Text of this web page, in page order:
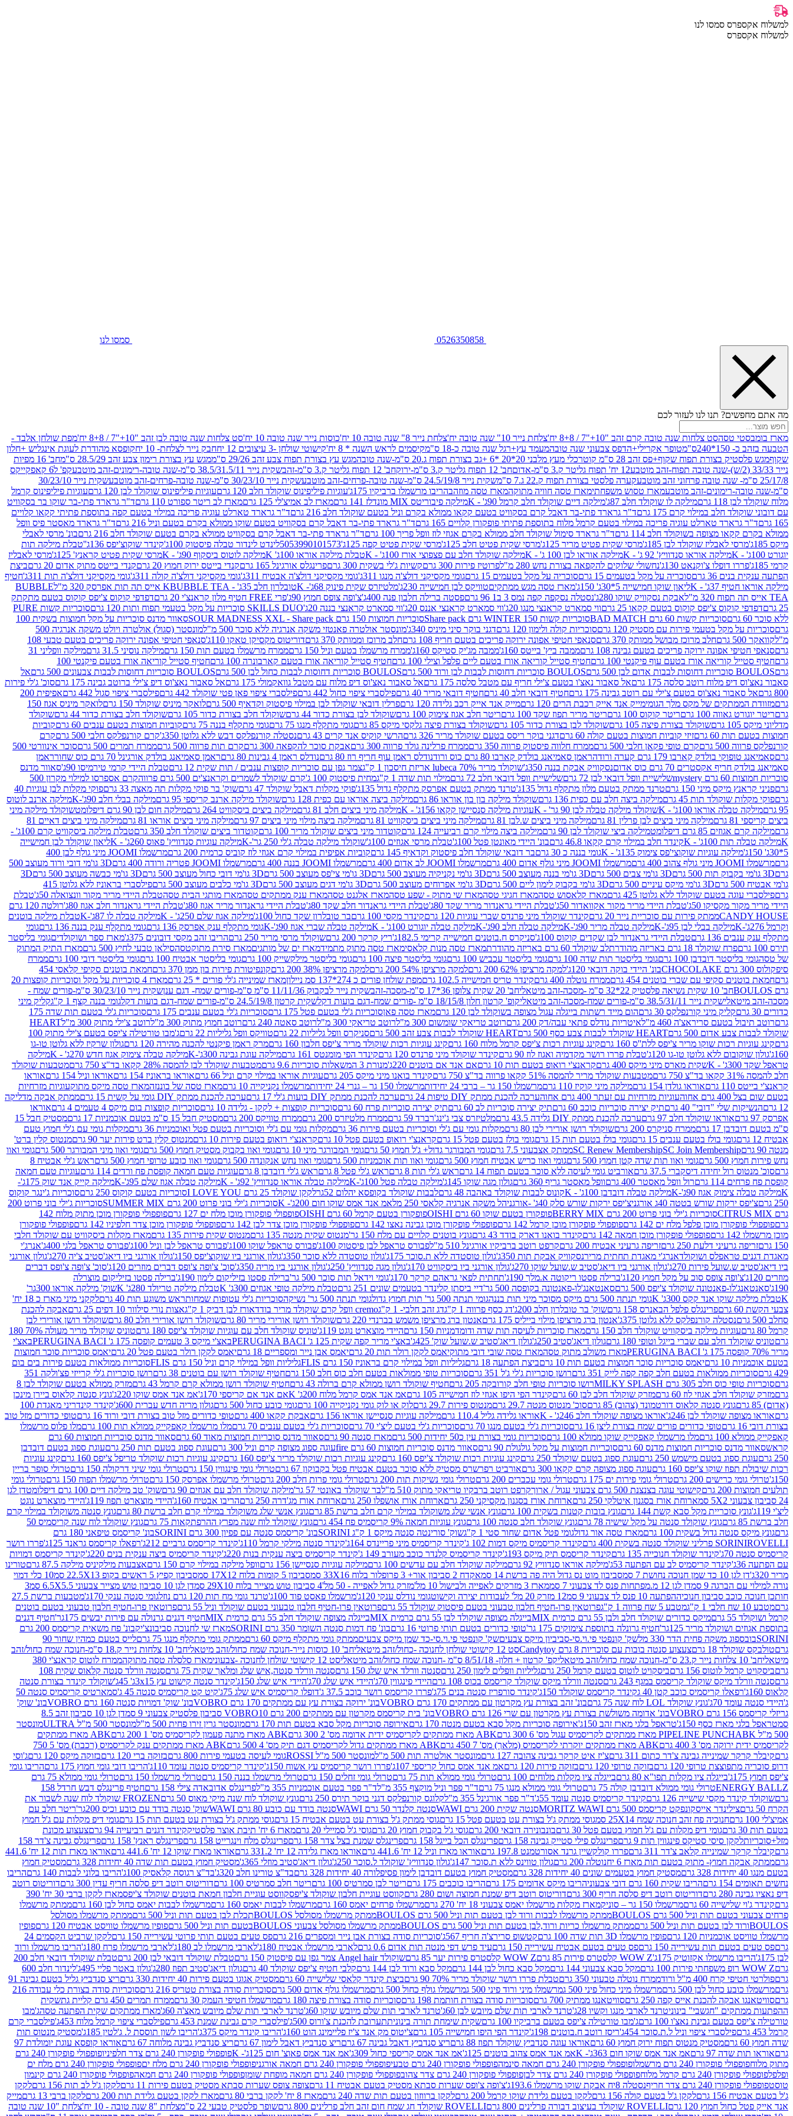
למשלוח אקספרס סמסו לנו
למשלוח אקספרס
0526350858 סמסו לנו
מה אתם מחפשים? תנו לנו לעזור לכם
מארז בומבסטי טסהסט צלחות שנה טובה קרם זהב "10+"7 / 8+8 יח' צלחת נייר 10" שנה טובה יח' צלחת נייר 8" שנה טובה 10 יח' כוסות נייר שנה טובה 10 יח' סט צלחות שנה טובה לבן זהב "10+"7 / 8+8 יח'
מפת שולחן אלבד -
הטבעה בזהב כ- 150*240ס"מ
טופר אקרילי+הדפס צבעוני שנה טובהמעמד עץ+רגל שנה טובה כ-18 ס"מ קיסמים לראש השנה * 8 יח' קישוטי שולחן -3 עיצובים 12 יח חבק נייר לצלחת- 10 יח
קופסא מהודרת לעוגת אינגליש +חלון
שקוףמגש פלסטיק בצורת תפוח שקוף+פס זהב 28 ס"מ קוטר כלי מעץ מלבני 20*20 *6 +גב בצורת תפוח ג.20 ס"מ-שנה טובה מגש עץ בצורת תפוח צבע זהב 29/26 ס"מ מגש עץ בצורת רימון צבע זהב 28.5/29 ס"מ
חב' 16 מפיות
נייר 33/33 (2/ש)-שנה טובה תפוח-זהב מוטבע
12 יח' תפוח גליטר ק.3 ס"מ-אדום חב' 12 תפוח גליטר ק.3 ס"מ-ירוק חב' 12 תפוח גליטר ק.3 ס"מ-זהב שקית נייר 38.5/31.5/11 ס"מ-שנה טובה-רימונים-זהב מוטבע
קפ' ל6 קאפקייקס
25/17/8 ס"מ- שנה טובה פרחוני זהב מוטבע
קערה פלסטי בצורת תפוח ק.22 ג.7 ס"מ שקית נייר 24.5/19/8 ס"מ-שנה טובה-פרחים-זהב מוטבע שקית נייר 30/23/10 ס"מ-שנה טובה-פרחים-זהב מוטבע
שקית נייר 30/23/10
ס"מ-שנה טובה-רימונים-זהב מוטבעמארז טסוש משפחתימארז טסה חוויה מתוקהמארז טסה מוזהבהריבו מרשמלו ברביקיו 175ג' עוגיות פיליפינוס שוקולד חלב 120 גרם עוגיות פיליפינוס שוקולד לבן 120 גרם
עוגיות פיליפינוס קרמל
מלוח שוקולד לבן 118 גרם
מילקה לו שוקולד חלב 87ג' מילקה דיים שוקולד חלב קרמל 90ג' - K מילקה פיבוריטס MIX מונדלז 141 גרם מארז לב אמיצ'לי 125 גרם מארז לב ריטר ספורט 110 גרם
ד"ר גרארד פתי-בר שוקו בר בסקוויט
עם דובוני שוקולד חלב במילוי קרם 175 גרם
ד"ר גרארד פתי-בר דאבל קרם בסקוויט בטעם קקאו ממולא בקרם וניל בטעם שוקולד חלב 216 גרם
ד"ר גרארד טארלט עוגיה פריכה במילוי בטעם קפה בתוספת פתיתי קקאו קלויים
165 גרם
ד"ר גרארד טארלט עוגיה פריכה במילוי בטעם קרמל מלוח בתוספת פתיתי פופקורן קלויים 165 גרם ד"ר גרארד פתי-בר דאבל קרם בסקוויט בטעם שוקו ממולא בקרם בטעם וניל 216 גרם
ד"ר גרארד מאסטר פיס וופל
ממולא בקרם קקאו מצופה בשוקולד חלב 114 גרם
ד"ר גרארד סימול שוקולד חלב ממולא בקרם אגוזי לוז וופל פריך 100 גרם ד"ר גרארד פתי-בר דאבל קרם בסקוויט ממולא בקרם בטעם שוקולד חלב 216 גרם
בונ' מרסי לאבלי
מיקס 185ג'
מרסי לאבליז שוקולד לבן 185ג' מרסי שקית פטיט מריר 125ג' מרסי שקית פטיט חלב 125ג' מרסי שקית פטיט קפה 125ג' 5053990101573לינדט לינדור טבלה פיסטוק 100ג' קינדר שוקוצ'יפס 136ג'
'טבלת מילקה תות
יוגורט 100ג' - K
מילקה אוראו סנדוויץ' 92 ג' - K מילקה אוראו לבן 100 ג' - K מילקה שוקולד חלב עם פצפוצי אורז 100ג' - K טבלת מילקה אוראו 100ג' K מילקה לוטוס ביסקוף 90ג' - K מרסי שקית פטיט קראנץ' 125ג'
מרסי לאבליז
קרמי 185ג'
פררו דופלו צ'וקנאט 130ג' נחשולי שלוקים להקפאה בצורת נחש 280 מ"ל פרוטיז פירות 300 גרם קשיות ג'לי בשקית 300 גרם פרינגלס אורגינל 165 גרם קנדי בייטס ירוק חמוץ 20 גרם קנדי בייטס מתוק אדום 20 גרם
ביצת
הפתעה ענקית בנים 36 גרם
סוכריה על מקל בטעמים 15 גרם סוכריה על מקל בטעמים 15 גרם גומי מקסיקני דולצ'ה מנגו 311ג' גומי מקסיקני דולצ'ה אבטיח 311ג' גומי מקסיקני דולצ'ה קולה 311ג' גומי מקסיקני דולצ'ה תות 311ג'
חטיף
מילקה אוראו חטיף 37ג' - K
ליאון שוקו חמישייה 5*30ג' 150ג' מארז טסה מגש ממתקיםטוויקס לבן חמישייה 230ג' מלטיזרס שקית פינוק 68ג'- K טובלרון חלב 35ג' - K BUBBLE TEA אייס תה תות אפרסק 320 מ"ל
BUBBLE
TEA אייס תה תפוח 320 מ"ל
אבקת נסקוויק שוקו 280ג' נסטלה נסקפה קפה נמס 3 ב1 96 גרם פסטה ברילה חלבון פנה 400ג' צ'ופה צופס חמוץ 90ג' פרי FREE חטיף מלון קראנצ'י 20 גרם
דפדפי קוקוס צ'יפס קוקוס בטעם מתקתק
25 גרם
דפדפי קוקוס צ'יפס קוקוס בטעם קקאו 25 גרם ווי סמארט קראנצי מנגו 20ג' ווי סמארט קראנצי אננס 20ג' ווי סמארט קראנצי בננה 20ג' SKILLS DUO סוכריות על מקל בטעמי תפוח ותות 120 גרם
סוכריות קשות PURE
ללא סוכר 60 גרם
סוכריות קשות 60 גרם BAD MATCH סוכריות קשות WINTER 150 גרם Share pack סוכריות חמוצות 150 גרם SOUR MADNESS XXL - Share pack
סאוור מדנס סוכריות על מקל חמוצות בשקית 100
גרםסוכריות על מקל בטעמי פירות עם מסטיק 120 גרם סוכריות קולה ולימון 120 גרם דגני בוקר סיני מיניס 340ג' מונסטר אולטרה פאנטזי משקה אנרגיה ללא סוכר 500 מ"ל
מונסטר (סגול) אולטרה ויולט משקה אנרגיה 500
מ"לקוואקר 500 גרם חלב מרוכז מבושל ממותק 370 גרם סנאפי חטיפי אפונה ירוקה פריכים בטעם חריף 108 גרם חלב מרוכז וממותק 370 גרם דוריטוס מקסיקן טאקו 110ג'
סנאפי חטיפי אפונה ירוקה פריכים בטעם טבעי 108
גרםסנאפי חטיפי אפונה ירוקה פריכים בטעם גבינה 108 גרם ממבה ביץ' בייטס 160ג' ממבה מג'יק סטיקס 160ג' ממרח מרשמלו בטעם וניל 150 גרם ממרח מרשמלו בטעם תות 150 גרם מילקה נוסיני 31.5 גרם
מילקה וופליני 31
גרםחטיף סטייל קוריאה אורז בטעם עוף פיקנטי 100 גרם חטיף סטייל קוריאה אורז בטעם ליים פלפל וצילי 100 גרם חטיף סטייל קוריאה אורז בטעם קארבונרה 100 גרם
חטיף סטייל קוריאה אורז בטעם פיקנטי 100
גרםBOULOS סוכריות דחוסות לבבות אדום לבן 500 גרם BOULOS סוכריות דחוסות לבבות לבן ורוד 500 גרם BOULOS סוכריות דחוסות לבבות כחול לבן 500 גרם BOULOS סוכריות דחוסות לבבות צבעונים 500 גרם
אל
סאבור נאצ'וס דיפ מלוח רוטב סלסה 175 גרם
אל סאבור נאצ'ו בטעם צ'ילי חריף עם מטבל סלסה 175 גרם אל סאבור נאצ'וס דיפ מלוח עם מטבל גוואקמולי 175 גרם אל סאבור נאצ'וס דיפ צ'ילי ברוטב גבינה 175 גרם
סוכ' ג'לי פירות
800 גרם
אל סאבור נאצ'וס בטעם צ'ילי עם רוטב גבינה 175 גרם חטיף דובאי חלב 40 גרם חטיף דובאי מריר 40 גרם פילסברי ציפוי כחול 442 גרם פילסברי ציפוי פאן פטי שוקולד 442 גרם פילסברי ציפוי סגול 442 גרם
אפיפית 200
גרםמזוודת הממתקים של מקס מלך הגומימייק אנד אייק רכבת הרים 120 גרם מייק אנד אייק רכב גלידה 120 גרם פרלין דובאי שוקולד לבן במילוי פיסטוק וקדאיף 500 גרם לואקר מיניס שוקולד 150 גרם
לואקר מיניס אגוז 150
גרםריטר יוגורט גאווה 100 גרם ריטר קוקוס 100 גרם ריטר מריר תפוז שקד 100 גרם ריטר חלב אגוז צימוק 100 גרם שוקולד לבן בצורת כדור 44 גרם שוקולד חלב בצורת כדור 105 גרם שוקולד חלב בצורת כדור 44 גרם
שוקולד
מדליוני מיקס 105 גרם
שוקולד בצורת פיצה 105 גרם שוקולד לבן בצורת כדור 105 גרם שוקולד בצורת פיצה גלקסי מיקס 85 גרם גומי מתקלף מנגו 75 גרם גומי מתקלף בננה 75 גרם קוביות חמוצות בטעם ענבים 60 גרם
קוביות
חמוצות בטעם תות 60 גרם
זיזי קוביות חמוצות בטעם קולה 60 גרם דגני בוקר ריסס בטעם שוקולד מריר 326 גרם הרשי קוקיס אנד קרים 43 גרם נסטלה קורנפלקס דבש ללא גלוטן 350ג' קרם קורנפלקס חלבי 500 גרם
קרם
קורנפלקס פרווה 500 גרם
קרם טופי פקאן חלבי 500 גרם ממרח חלווה פיסטוק פרווה 350 גרם ממרח פרלינה גולד פרווה 300 גרם אבקת סוכר להקפאה 300 גרם קרם תות פרווה 500 גרם ממרח תמרים 500 גרם
סוכר אינוורטי 500
גרםסאמיאנג טופוקי בולדק קארבו 179 גרם קערה ורודה ראמן סאמיאנג בולדק קארבו 80 גרם כוס ורוד נודלס ראמן עוף חריף רוז 80 גרם נודלס ראמן 4 גבינות 80 גרם ראמן סאמיאנג בולדק אורגינל 70 גרם כוס שחור
ראמן
סאמיאנג בולדק חריף אקסטרים 70 גרם כוס אדום
נסקוויק אבקת בננה 350ג' שוקולד מריר 70% lubeca אריזת חיסכון 1 ק"ג צמר גפן עם סוכריות קופצות ענבים / תות שקית 12 גרם טבלת היידי קרמי טירמיסו 90ג'
סאוור מדנס
סוכריות חמוצות 60 גרם mystery
שלישיית וופל דובאי לבן 72 גרם שלישיית וופל דובאי חלב 72 גרם מילוי תות שדה 1 ק"ג מחית פיסטוק 100 ג' קרם שוקולד לשמרים וקראנצ'ים 500 גרם פרווה
קרם אספרסו למילוי מקרון 500
גרםפניני קראנץ מיקס מיני 150 גרם טרנד ממתק בטעם מלון מתקלף גדול 135ג' טרנד ממתק בטעם אפרסק מתקלף גדול 135ג' פוקי מקלות דאבל שוקולד 47 גרם שוק' בר פוקי מקלות תה מאצה 33 גרם
פוקי מקלות לבן עוגיות 40
גרםפוקי מקלות שוקולד תות 45 גרם מילקה ביצה חלב עם כפית 136 גרם שוקולד מילקה בון בון אוראו 86 גרם מילקה ביצה אוראו עם כפית 128 גרם שוקולד מילקה ארנב קריספי 95 גרם מילקה בבלי חלב 90ג'-K
מילקה ארנב לוטוס
95 גרם
מילקה טבלה אוראו 100ג' - K שוקולד מילקה טבלה לבן 90 גר' - K עוגיות מילקה סנסיישן קקאו 156ג' - K מילקה מיני ביצים חלב 81 גרם מילקה ביצים ביסקוויט 264 גרם מילקה חום לבן 90 גרם דיפלומט
שוקולד מילקה מיני
ביצים קריספי 81 גרם
מילקה מיני ביצים לבן פרלין 81 גרם מילקה מיני ביצים ש.לבן 81 גרם מילקה מיני ביצים ביסקוויט 81 גרם מילקה ביצה מילוי מיני ביצים 97 גרם מילקה מיני ביצים אוראו 81 גרם
מילקה מיני ביצים דאיים 81
גרםמילקה קרם אגוזים 85 גרם דיפלומט מילקה ביצי שוקולד לבן 90 גרם מילקה ביצה מילוי קרם רביעייה 124 גרם קוטדור מיני ביצים שוקולד מריר 100 גרם קוטדור ביצים שוקולד חלב 350 גרם
טבלת מילקה ביסקוויט קרם 100ג' -
Kמילקה טבלה תות 100ג' - K קינדר חלב במילוי קרם קקאו 46.8 גרם בונ' היידי מאונטן פטל 100ג' טבלת מרסי אגוזים 100ג' שוקולד מילקה טבלה ג'לי 250 גר'-K מילקה עוגיות סנדוויץ' פאוס 260ג' - K
ליאון שוקולד לבן חמישייה
5*30ג' 150ג'
מילקה עוגיות שוקוצי'פס צימוק 135ג' - K גומי בננה כ 30 גרם בר דובאי שוקולד חלב פיסטוק וקדאיף 145 גרם קוביות אפיפית במילוי קרם אגוזי לוז קוביס כרמית 200 גרם
מרשמלו JOOMI מיני גולף לבן 400
גרםמרשמלו JOOMI מיני גולף צהוב 400 גרם מרשמלו JOOMI מיני גולף אדום 400 גרם מרשמלו JOOMI לב אדום 400 גרם מרשמלו JOOMI בננה 400 גרם מרשמלו JOOMI פטריה ורודה 400 גרם
3D גו'מי דובי ורוד מעוצב 500
גרם3D גו'מי בקבוק תות 500 גרם 3D גו'מי צבים 500 גרם 3D גו'מי בננה מעוצב 500 גרם 3D גו'מי נקניקיה מעוצב 500 גרם 3D גו'מי צי'פס מעוצב 500 גרם 3D גו'מי דובי כחול מעוצב 500 גרם 3D גו'מי כבשה מעוצב 500 גרם
3D
גו'מי אבטיח 500 גרם
3D גו'מי מיקס עיניים 500 גרם 3D גו'מי בקבוק לימון ליים 500 גרם 3D גו'מי אפרוחים מעוצב 500 גרם 3D גו'מי דגים מעוצב 500 גרם 3D גו'מי כלבים מעוצב 500 גרם
פילסברי בראוניז ללא גלוטן 415
גרםפילסברי עוגה בטעם שוקולד ללא גלוטן 425 גרם מארז קלאסוש טסהמארז חגיגי טסהמארז שי מתוק - שפע טסהמארז אלגנט טסהמארז ענק ממתקים טסהמארז מותגי הבית טסהטבלת היידי מריר מקור וונצואלה 50ג'
טבלת
היידי מריר מקור מקסיקו 50ג'
טבלת היידי מריר מקור אקוואדור 50ג' טבלת היידי גראנדור מריר שקד 80ג' טבלת היידי גראנדור חלב שקד 80ג' טבלת היידי גראנדור מריר אגוז 80ג' טבלת היידי גראנדור חלב אגוז 80ג'
רולטה 120 גרם
CANDY HOUSEממתק פירות עם סוכריית נייר 20 גרם קינדר שוקולד מיני פרנדס שברי עוגיות 120 גרם קינדר מקסי 100 גרם בר טובלרון שקד כחול 100ג' מילקה אגוז שלם 250ג' - K מילקה טבלה לו 87ג'-K
טבלת מילקה בוטנים
וקרמל 276ג'-K
מילקה בבלי לבן 95ג'-K מילקה טבלה מריר 90ג'-K מילקה טבלה חלב 90ג'-K מילקה טבלה יוגורט 100ג' - K מילקה טבלה שברי אגוז 90ג'-K גומי מתקלף ענק אפרסק 136 גרם גומי מתקלף ענק בננה 136 גרם
גומי
מתקלף ענק ענבים 136 גרם
טבלת היידי גראנדור לבן שקדים קוקוס 100ג' סניקרס ח.בוטנים חמישייה קרימי 182.5ג' ריץ קרקר 200 גרם שוקולד מרסי מריר 250 גרם הריבו זהב מקסי דובונים 375ג' מארז ספר ושוקולדיםגומי בליסטר
תירס 100 גרם
פרח שוקולד 18 גרם באריזה מהודרת לב שוקולד 60 גרם באריזה מהודרת מארז טסה מנות קלאסימארז טסה מתוק מתמידמארז ים של מותגיםמארז סירת מתוקטסהסילאן טבעי לחיץ 500 גרם
מארז התיק המתוק
של טסהגומי בליסטר דובדבן 100 גרם גומי בליסטר תות שדה 100 גרם גומי בליסטר עכביש 100 גרם גומי בליסטר פיצה 100 גרם גומי בליסטר מילקשייק 100 גרם גומי בליסטר אבטיח 100 גרם גומי בליסטר דובי 100 גרם
ממרח
סיפקולוס 300 גרם CHOCOLAKE
בונ' היידי בוקה דובאי 120ג' למקה מרציפן 62% 200 גרם למקה מרציפן 54% 200 גרם למקה מרציפן 38% 200 גרם קונפיטורת פירות בון ממן 370 גרם
חמאת בוטנים סקיפי קלאסי 454
גרםחמאת בוטנים סקיפי עם שברי בוטנים 454 גרם ממרח נוטלה 400 גרם קינדר טריס חמישייה 102.5 גרם מפת שולחן פורים כ 274*137 סמ ניילון מארז שמינייה ג'לי פורים * 25 גרם
מארז 4 סוכריות על מקל וסוכריות קופצות 20
גרם BOULOS
חב' 10 שקית נשיאה פלסטיק 22*32 ס"מ -מסכה-זהב מיטאלי חב' 20 שקית צלופן 36*17 ס"מ-מסכה-זהב שקית נייר לבקבוק 11/11/36 ס"מ ס"מ-פורים שמח- דגם ענן
שקית נייר 30/23/10 ס"מ-פורים שמח -
מסכה-זהב מיטאלישקית נייר 38.5/31/11 ס"מ-פורים שמח-מסכה-זהב מיטאלי קופ' קרטון חלון 18/15/8 ס"מ -פורים שמח-דגם בועות דקל שקית קרטון 24.5/19/8 ס"מ-פורים שמח-דגם בועות דקל גומי בננה קצף 1 ק"ג
קליק מיני
כדורים 30 גרם
קליק מיני קורנפלקס 30 גרם הום מייד רשתות בייגלה עגול מצופה בשוקולד לבן 120 גרם מארז טסה פאןסוכריות ג'לי בטעם פטל 175 גרם סוכריות ג'לי בטעם ענבים 175 גרם
סוכריות ג'לי בטעם תות שדה 175
גרםרוטב תיבול בטעם סריראצ'ה 460 מ"ל איטריות נודלס פתאי עבה/דק 200 גרם רוטב טריאקי שומשום 300 מ"ל רוטב טריאקי 300 מ"ל רוטב סאטה 240 גרם רוטב חמוץ מתוק 300 מ"ל רוטב צ'ילי מתוק 300 מ"ל
HEART
שוקולד לבבות צבע אדום 500 גרם
HEART שוקולד לבבות צבע כסף 500 גרם HEART שוקולד לבבות צבע זהב 500 גרם סניקרס וופל גליליות 22 גרם טוויקס וופל גליליות 22 גרם
ג'מבו טורטילה צ'יפס בטעם צ'ילי מתוק 100
גרםקינג עוגיות רכות שוקו מריר צ'יפס ללת''ס 160 גרם קינג עוגיות רכות צ'יפס קרמל מלוח 160 גרם קינג עוגיות רכות שוקולד מריר צ'יפס חלבון 160 גרם מרק ראמן פיקנטי להכנה מהירה 120 גרם
גולון שרקיז ללא גלוטן טו-גו
160ג' גולון שוקובום ללא גלוטן טו-גו 120ג' טבלת פררו רושר מקדמיה ואגוז לוז 90 גרם קינדר שוקולד מיני פרנדס 120 גרם קינדר הפי מומנטס 161 גרם מילקה עוגת גבינה 300ג'-K מילקה טבלה צימוק אגוז חדש 270ג' - K
מילקה
טראפל שקד 300ג' - K
שקית מארס מיני מיקס 400 גרם קראנצ'י רואופ בטעם תות 10 גרם אם אנד אם בוטנים 220ג' מנורת 3 המשאלות סוכריות 9.6 גרם מטבעות שוקולד לבן להמסה 28% קקאו בד"צ 750 גרם
מטבעות שוקולד
חלב להמסה 31% קקאו בד"צ 750 גרם
מטבעות שוקולד מריר להמסה 51% קקאו פרווה בד"צ 750 גרם קינדר בואנו מיני מיקס 205 גרם עוגיות אוראו במילוי קרם וניל 66 גרם אוראו בראוניז 154 גרם אוראו וניל 154 גרם
אוראו
קראנצ'י בייטס 110 גרם
אוראו גולדן 154 גרם מילקה מיני קוקיז 110 גרם מרשמלו 150 גר – ברבי 24 יחידות מרשמלו 150 גר – גנרי 24 יחידות מרשמלו נקניקייה 10 גרם מארז טסה של בוננזהמארז טסה מיקס מתוקעוגיות מזרחיות
בטעם שום בצל 400 גרם אחוה
עוגיות מזרחיות עם זעתר 400 גרם אחוה ערכה להכנת ממתק DIY טיפות 24 גרם ערכה להכנת ממתק DIY בועות ג'לי 17 גרם ערכה להכנת ממתק DIY גומי על קשית 15 גרם
ממתק אבקה מדליקה
12 גרם
הנשיקות שלי "דובי" 40 גרם תיק יצירה סוכריות כוכב 60 גרם תיק יצירה סוכריות לב 60 גרם תיק יצירה סוכריות פרח 60 גרם סוכריות קופצות + לקקן - גלידה 10 גרם סוכריות קופצות בום מיקס 4 טעמים 4 גרם
אוראו
אפרסק 97 גרם
אוראו שוקולד חלב 97 גרם ערכה להכנת ממתק DIY גלידה 43.5 גרם מלטיזרס צבי ג'ינג'רברד 59 גרם ממרח מלטיזרס 200 גרם ממרח טוויקס 200 גרם מסטיק חבל 15 ס"מ בטעם אוכמניות 17 גרם
מסטיק חבל 15
ס"מ בטעם דובדבן 17 גרם
ממרח סניקרס 200 גרם שוקולד רושן אורירי לבן 80 גרם מקלות גומי עם ג'לי וסוכריות בטעם פירות 36 גרם מקלות גומי עם ג'לי וסוכריות בטעם פטל ואוכמניות 36 גרם
מקלות גומי עם ג'לי חמוץ טעם
אבטיח 12 גרם
גומי בולז בטעם ענבים 15 גרם גומי בולז בטעם תות 15 גרם גומי בולז בטעם פטל 15 גרם קראנצ'י רואופ בטעם פטל 10 גרם קראנצ'י רואופ בטעם פירות 10 גרם מנטוס קלין ברט פירות יער 90 גרם
מנטוס קלין ברט'
מנטה 90 גרם
SC Renew MembershipSC Join Membership ממתק אצבעוני 7.5 גרם גומי המבורגר גדול+ ג'ל חמוץ 50 גרם גומי המבורגר מיני 10 גרם גומי ואוו בקבוק מסטיק חמוץ 500 גרם גומי ואוו מיני המבורגר 500 גרם
גומי ואוו
נחש פירות חמוץ 500 גרם
גומי ואוו תות שדה קטן חמוץ 500 גרם גומי ואוו כריש אבטיח חמוץ 500 גרם גומי ואוו תות אוכמניות 500 גרם גומי ואוו נחש אנקונדה 500 גרם גומי ואוו כובע טרופי חמוץ 500 גרם
ראש ג'לי אבטיח 8
גרםסוכ' מנטוס רול יחידה דיסקברי 37.5 גרם אורביט גומי לעיסה ללא סוכר בטעם תפוח 14 גרם ראש ג'לי תות 8 גרם ראש ג'לי פטל 8 גרם ראש ג'לי דובדבן 8 גרם עוגיות טעם חמאה קופסת פח ורדים 114 גרם
עוגיות טעם חמאה
קופסת פח פרחים 114 גרם
רול וופל מאסטר 400 גרם וופל מאסטר גריף 360 גרם גולון מגה שוקו 145ג' מילקה טבלה פטל 100ג'-K מילקה טבלה אוראו סנדוויץ' 92ג' - K מילקה טבלה אגוז שלם 95ג'-K
מילקה קייק אנד שוק 175ג'-
Kמילקה טבלה צימוק אגוז 90ג'-K מילקה טבלה דובדבן 100ג' - K קונוס לבבות שוקולד באהבה 48 גרם לבבות שוקולד בקופסא יהלום 52גר לקקן שוקולד 25 גרם I LOVE YOU סוכריות בטעם קוקוס 250 גרם
סוכריות ג'ינגר קוקוס
250 גרם
צ'יפס ירקות שורש בטטה 40ג אורגני צ'יפס ירקות שורש סלק 40ג' -אורגני הל משקה אנרגיה קלאסי 250 מל אמ אנד אמס שוקו חום 200ג'- K סוכריות ג'ילי בוני פרוט 200 גרם SUMMER MIX
סוכריות ג'ילי בוני פרוט 200
גרם CITRUS MIX
סוכריות ג'ילי בוני פרוט 200 גרם BERRY MIX פופקורן בטעם שוקו 60 גרם OISHI פופקורן בטעם קרמל 60 גרם OISHI פופפולי פופקורן מוכן מלח ים 127 גרם
פופפולי פופקורן מוכן מתוק מלוח 142
גרםפופפולי פופקורן מוכן פלפל מלח ים 142 גרם פופפולי פופקורן מוכן קרמל 142 גרם פופפולי פופקורן מוכן גבינה נאצו 142 גרם פופפולי פופקורן מוכן צדר לבן 142 גרם פופפולי פופקורן מוכן צדר חלפיניו 142 גרם
פופפולי פופקורן
מוכן מרשמלו 142 גרם
פופפולי פופקורן מוכן חמאה 142 גרם קינדר בואנו דארק בודד 43 גרם גונץ בוטנים קלויים עם מלח 150 גר' מנטוס שקית מנטה 135 גרם מנטוס שקית פירות 135 גרם
מארז מקלות ביסקוויט עם שוקולד חלבי
150 גרם
זריפה גרעיני דלעת 250 גרם זריפה גרעיני אבטיח 200 גרם קרפט רוטב ברביקיו אורגינל 510 מ"ל פבורס טראפל לבן פיסטוק 100ג' פבורס טראפל שוקו 100ג' פבורס טראפל לבן וניל 100ג' פבורס טראפל בלגי 400ג'
אנרג'י
מאגדת דגנים טראפלס ושוקולדאנרג'י מאגדת תחתית מרירנסקוויק אבקת תות 350ג' גולון טוסטדה ללא ת.סוכר 175ג' גולון טוסטדה ללא סוכר 350ג' גולון אורגני ביו שוקוצ'יפס 150ג' גולון אורגני ביו דיאג'סטיב צ'יה 270ג'
גולון אורגני
ביו דיאג'סטיב ש.שועל פירות 270ג'
גולון אורגני ביו דיאג'סטיב ש.שועל שוקו 270ג' גולון אורגני ביו ביסקוויט 170ג' גולון מגה סנדוויץ' 250ג' גולון אורגני ביו מריה 350ג' סוכ' צ'ופה צ'ופס דברים מוזרים 120ג'
סוכ' צ'ופה צ'ופס דברים
מוזרים 120ג'
צ'ופה צופס סוכ על מקל חמוץ 120ג' ברילה פסטו ריקוטה א.מלך 190ג' תחתית לפאי גראהם קרקר 170ג' גומי וידאל תות סוכר 500 גר' ברילה פסטו בזיליקום לימון 190ג'
ברילה פסטו בזיליקום מוצרלה
190ג' סאנטאנג'לו-פאנטונה שוקולד צ'יפס 500 גרם סאנטאנג'לו-פאנטונה בקופסה 500 גר' דיי ביסתן קלינדר בטעמים שונים 251 גרם טבלת מילקה טופי אגוזים 300ג' K טבלת מילקה טריולד 280ג' K
שוק' מילקה אוראו 300גר'
Kטבלת מילקה שוקו אנד קקס 300ג' K גומי תנתה 500 גרם מיקס מסוכר מיני תות בננה גומי תנתה 500 גר' תות חמוץ גדול גומי תנתה 500 גר' נשיקה סוכריות ג'לי עטופות שמחותראש משוגע תות 40 גרם
לקקני מיני מארז כ 18 יח'
צבעי הקשת 60 גרם
פרינגלס פלפל הבאנרס 158 גרם שוק' בר טובלרון חלב 200ג' דג כסף פרווה 1 ק"ג דג זהב חלבי- 1 ק"ג cremo וופל קרם שוקולד מריר בודד אורז לבן דביק 1 ק"ג אצות נורי סילוור 10 דפים 25 גרם
אבקה להכנת
סחלב 500 גרם
נסטלה קורנפלקס ללא גלוטן 375ג' אנטון ברג מרציפן מילוי בייליס 175 גרם אנטון ברג מרציפן משמש בברנדי 220 גרם שוקולד רושן אורירי מריר 80 גרם שוקולד רושן אורירי חלב 80 גרם
שוקולד רושן אורירי לבן
קרמל 80 גרם
עוגיות מילקה ביסקוויט שוקולד חלב 150 גרם מארז סוכריות לעיסה תות שדה ודומדמניות 150 גרם היידי מוצארט נוגט 119ג' טוניס שוקולד חלב עם עוגיות שוקולד צ'יפס 180 גרם
טוניס שוקולד מריר מעולה 70% 180
גרםטוניס שוקולד חלב עם שברי בייגל וטופי 180 גרם גולון דיאג'סטיב 250ג' גולון דיאג'סטיב ש.שועל שוק' 425ג' באצ'י מריר קפה שקית 125 ג' PERUGINA BACI באצ'י מיקס 3 טעמים קופסה 175 ג' PERUGINA BACI
באצ'י
מריר 70% קופסה 175 ג' PERUGINA BACI
מארז משולב מתוק טסהמארז טסה שובי דובי מתוקיאמס לקקן רולר תות 20 גרם יאמס אבן נייר ומספריים 18 גרם יאמס לקקן רולר בטעם פטל 20 גרם
יאמס סוכריות סוכר חמוצות
בטעם אוכמניות 10 גרם
יאמס סוכריות סוכר חמוצות בטעם תות 10 גרם ביצת הפתעה 18 גרם גליליות וופל במילוי קרם בראוניז 150 גרם FLIS גליליות וופל במילוי קרם וניל 150 גרם FLIS
סוכריות ממולאות בטעם פירות בים בום
429 גרם
סוכריות ממולאות בטעם חלב קפה קפה לייק 351 גרם רושן סוכריות ג'לי ג'ל 351 גרם סוכריות טופי ממולאות בטעם חלב כוס חלב 150 גרם חטיף שוקולד רושן עם בוטנים 38 גרם
רושן סוכריות ג'לי קרייזי פצ'ולקה 351
גרםסוכריות טופי כוס חלב 305 גרם MILKY SPLASH רושו סוכריות טופי חלב קורובקה 205 גרם חטיף שוקולד רושן ממולא קרם ברולה 43 גרם חטיף שוקולד רושן ממולא קרם קרמל 43 גרם
מזרק ממולא בטעם שוקולד לבן 8
גרםמזרק שוקולד חלב אגוזי לוז 60 גרם מזרק שוקולד חלב לבן 60 גרם קינדר הפי היפו אגוזי לוז חמישייה 105 גרם אמ אנד אמס קרמל מלוח 200ג' K אם אנד אם קריספי 170ג' אמ אנד אמס שוקו 220ג'
גונץ סנטה קלאוס ביירן מינכן
(אדום) 85 גרם
גונץ סנטה קלאוס דורטמונד (צהוב) 85 גרם סוכ' מנטוס מנטה 29.7 גרם מנטוס פירות 29.7 גרם לוק או לוק גומי נקניקייה 100 גרם גומי כובע כחול 500 גרם גולון מריה חדש עברית 600ג'
קינדר קינדריני מאגדת 100
גרםאוראו מצופה שוקולד לבן 246ג' אוראו מצופה שוקולד חלב 246ג' - K אוראו גלידה גליל 110.4 גרם מילקה עוגיות סנסיישן אוראו 156 גרם אבקת קקאו 400 גרם טופי כדורים מזל טוב בצורת דובי ורוד 16 גרם
טופי כדורים מזל טוב
בצורת דובי 16 גרם
טופי כדורים פורים שמח בצורת ליצן 16 גרם סוכריות ג'לי בטעם מנגו 70 גרם סוכריות ג'לי בטעם ליצ'י 70 גרם סוכריות ג'לי בטעם ענבים 70 גרם מלו מרשמלו קאפקייק ממולא תות 100 גרם
מלו פלוס מרשמלו
קאפקייק ממולא 100 גרם
מלו מרשמלו קאפקייק שוקו ממולא 100 גרם סוכריות גומי בצורת עין כ50 יחידות 500 גרם מארז סנטה 90 גרם סאוור מדנס סוכריות חמוצות מאוד 60 גרם
סאוור מדנס סוכריות חמוצות 60 גרם
קראשסאוור מדנס סוכריות חמוצות מדנס 60 גרם סוכריות חמוצות על מקל גולגולת 90 גרם סאוור מדנס סוכריות חמוצות 60 גרם fire עוגה ספוג מצופה קרם וניל 300 גרם עוגת ספוג בטעם תות 250 גרם
עוגת ספוג בטעם דובדבן
250 גרם
עוגת ספוג בטעם מישמש 250 גרם עוגת ספוג בטעם שוקולד 250 גרם קינג עוגיות רכות שוקולד צ'יפס 160 גרם קינג עוגיות רכות שוקולד מריר צ'יפס 160 גרם קינג עוגיות רכות שוקולד טריפל צ'יפס 160 גרם
קינג עוגיות
רכות שיבולת תפוז שוקו צ'יפס 160 גרם
עוגה ספוג מצופה קרם קקאו 300 גרם אורביט רפרשרס מסטיק ללא סוכר בטעם אבטיח פטל בקבוקון 67 גרם טרולי גומי פינגווין 150 גרם טרולי גומי שיני דרקולה 150 גרם
טרולי סופר בריין
150ג' טרולי גומי כרישים 200 גרם טרולי גומי פירות ים 175 גרם טרולי גומי עכברים 200 גרם טרולי גומי נשיקות תות 200 גרם טרולי גומי פרות חלב 200 גרם טרולי מרשמלו אפרסק 150 גרם טרולי מרשמלו תפוח 150 גרם
טרולי גומי
תולעים חמוצות 200 גרם
קישוטי עוגה בצנצנת 500 גרם צבעוני עגול / ארוך קרפט רוטב ברבקיו טריאקי מתוק 510 מ"ל בר שוקולד באונטי 57 גר' מילקה שוקולד חלב עם אגוזים 90 גרם שוק' טב מילקה דיים 100 גרם דיפלומט
דן לגן
24 סביבון צבעוני 5X2 סמ
ארוחת אורז בסגנון איטלקי 250 גרם ארוחת אורז בסגנון מקסיקני 250 גרם ארוחת אורז אושפלו 250 גרם ארוחת אורז מג'דרה 250 גרם הריבו אבטיח 160ג' היידי מוצארט תפוז 119ג'
היידי מוצארט נוגט
ליצ'י 119ג'
גונץ סוכריית מקל סבא קשת 144 גרם גונץ בובות קטנות בשקית 100 גרם גונץ אנשי שלג משוקולד במילוי קרם חלב ברשת 85 גרם גונץ אנשי שלג משוקולד במילוי קרם חלב ברשת 80 גרם
גונץ סנטה משוקולד במילוי קרם
חלב ברשת 85 גרם
גונץ שוקולד סנטה על מקל שישיה 78 גרם גונץ שוקולד חלב סנטה 100 גרם גונץ עוגיות חמאה 9% קריסמיס פח 454 גרם גונץ שוקולד לוח שנה מפרץ ההרפתקאות 75 גרם
גונץ שוקולד לוח שנה קריסמיס 50
גרםגונץ מיקס סנטה גדול בשקית 100 גרם מארז טסה אור גדולגומי פטל אדום שחור סטי 1 ק"ג שוק' סורינטה סנטה מיקס 1 ק"ג SORINI בונ' קריסמס סנטה עם פפיון 300 גרם SORINI
בונ' קריסמס טיפאני 180 גרם
SORINIROVELLI פרליני שוקולד סנטה בשקית 400 גרם קינדר קריסמיס מיקס דמות 102 ג' קינדר קריסמיס מיני פריינדס 164ג' קינדר סנטה מילקי קרמל 110ג' קינדר קריסמס גרביים 212ג' רפאלו קריסמס גראנד 125ג'
פררו רושר
קריסמיס סנטה 70ג'
קינדר שוקולד חנוכייה 135 גרם קינדר קריסמס תיק מיקס 193ג' קינדר קריסמיס קלנדר כוכב מעורב 149 ג' קינדר קריסמיס ביצה ענקית בנות 220ג' קינדר קריסמיס ביצה ענקית בנים 220ג'
קינדר קריסמס דמויות
עם הפתעה 36ג'
קינדר קריסמיס לב עם הפתעה 53ג' מילקה אוראו סנדוויץ 92 גרם מילקה שוקולד חלב עם עדשים 100 גרם מילקה עוגיות סנסיישן 156 גרם וופל מילקה במילוי קרם 150 גרם אצבעות מילקיניס מילקה 87.5 גרם
טורינו
מריר 320ג'
דן לגן 10 כד שמן חנוכה נחושת 7 סמ סביבון מוט נס גדול היה פה ברשת 14 סמ אקדח 2 סביבון אור+ 3 פרופלור בלוח 33X16 סמ סביבון 5 קומות בלוח 17X12 סמ סביבון קפיץ 5 ראשים בקופ 22.5X13 סמ
10 כלי דמוי
נורה למילוי עם הברגה 9 סמ
דן לגן 12 מ.מפתחות פנס לד צבעוני 7 סמ מארז 3 מזרקים לאפייה ולבישול 10 מל' מזרק גדול לאפייה - 50 מל' 4 סביבון טוש מצייר בלוח 29X10 סמ דן לגן 10 סביבון טוש מצייר צבעוני 6.5X5.5 סמ
3
חותכן חנוכה כוכב סביבון חנוכיההפתעה 10 פנס לד צבעוני 9 סמ 12 מזרק 20 מל' לעבודות יצירה וקישוט גומי נודלס ענקי 120ג' מרשמלו פאסט פוד 100ג' טרנד גומי מח תות 120 גרם נוזל גומי סנטה ענקי 170ג'
מטבעות ברשת 27.5
גרםמטבע 10 שח חלבי 1 ק"ג מטבע 5 שח פרווה 1 ק"ג פרוטאין פרו-חטיף חלבון טבעוני בטעם פיסטוק שוקולד 55 גרם פרוטאין פרו-חטיף חלבון טבעוני בטעם שוקולד וניל 55 גרם
פרוטאין פרו-חטיף חלבון טבעוני בטעם בוטנים
קרמל ושוקולד 55 גרם
מיקס כדורים שוקולד חלב ולבן 55 גרם כרמית MIX בייגלה מצופה שוקולד לבן 55 גרם כרמית MIX בייגלה מצופה שוקולד חלב 55 גרם כרמית MIX חטיף דגנים גרנולה עם פירות יבשים 175גר'
חטיף דגנים
בתוספת אגוזים ושוקולד מריר 125גר'
חטיף גרונלה בתוספת צימוקים 175 גר' טופי כדורים בטעם תותי פרוטי 16 גרם בונ' פח דמות סנטה השומר 350 גרם SORINI מארז שי לחנוכה סביבונצ'יק
בונ' פח משאית קריסמס 200 גרם
SORINIבובספוג משקה פחית הדר 330 מל שק' קונפטי פי.וי.סי-סביביון מיקס צבעיםשק' קונפטי פי.וי.סי-כד שמן מיקס צבעיםממתק גומי מתקלף מיקס 60 גרם ממתק גומי מתקלף מנגו 75 גרם
לייס בטעם כמהין שחור 90
גרםטולבקס שוקולד 18 גרם צעצוע סנטה בובות עם סוכריות 8 גרם Candytoy סט 12 קישוטי שולחן לחנוכה -כחול/זהב מיטאלי חב' 10 כוסות נייר-חנוכה שמח כחול/זהב מיטאלי
חב' 10 צלחות נייר ק.18 ס"מ-חנוכה שמח כחול/זהב
מיטאליחב' 10 צלחות נייר ק.23 ס"מ-חנוכה שמח כחול/זהב מיטאלי קפ' קרטון + חלון- 8/51/18 ס"מ -חנוכה שמח כחול/זהב מיטאלי סט 12 קישוטי שולחן לחנוכה -צבעוני מארז סלסלה טסה מתוקה
ממרח לוטוס קראנצ'י 380
גרםביסקויט קרמל לוטוס 156 גרם ביסקויט לוטוס בטעם קרמל 250 גרם גליליות וופלים לימון 250 גרם סנטה וורלד איש שלג 150 גרם סנטה וורלד סנטה,איש שלג ומלאך שקית 75 גרם
סנטה וורלד סנטה קלאוס שקית 108
גרםסנטה וורלד מיקס שוקולד קריסמס במגף 243 גרם סנטה וורלד מיקס שוקולד קריסמס בכוס 108 גרם היידי פינגווין 70ג' היידי איש שלג 70ג' היידי איש שלג 150ג' קינדר סנטה קישוט עץ 3x15ג' 45ג'
שוקולד קינדר בצורת סנטה
קלאוס 160ג'
רפאלו קריסמיס כוכב קטן 40 ג קינדר קריסמס שוקולד 150ג' קינדר סורפריז סנטה בנים 75ג' פררו קריסמס רושר כוכב 37.5 ג' דופלו קריסמיס איש שלג 75ג' קיט קט קריסמיס סנטה 45 ג'
סמארטיס קריסמיס סנטה 50
ג'היידי סנטה עומד 70ג' גונץ שוקולד LOL לוח שנה 75 גרם בונ' זהב בצורת עץ מקרטון עם ממתקים 170 גרם VOBRO בונ' ירוקה בצורת עץ עם ממתקים 170 גרם VOBRO בונ' שוק' דמויות סנטה 160 גרם VOBRO
בונ' שוק'
גריזלי קריסמס 156 גרם VOBRO
בונ' אדומה משולשת בצורת עץ מקרטון עם שרי 126 גרם VOBRO בונ' בית קריסמס מקרטון עם ממתקים 200 גרם VOBRO 10 סביבון פלסטיק צבעוני 9 סמ
דן לגן 10 סביבון זהב 8.5
סמטראפל בלגי מארז כסף 150ג' טראפל בלגי מארז זהב 150ג' אירופה סוכריות מקל סבא בטעם מנטה 170 גרם אירופה סוכריות מקל סבא בטעם תות 170 גרם מונסטר גרין זירו פחית 500 מ"ל מונסטר 500 מ"ל ULTRA
מונסטר
500 מ"ל PIPELINE PUNCH
ABK מארז ממתקים לקריסמיס עגול מס' 6 300 גרם ABK מארז ממתקים לקריסמיס ידית אדומה מס' 2 300 גרם ABK מארז מתנה פעמון לקריסמיס מס' 1 200 גרם
ABK מארז ממתקים
לקריסמיס ידית ירוקה מס' 3 400 גרם
ABK מארז ממתקים יוקרתי לקריסמיס (מלאך) מס' 7 450 גרם ABK מארז ממתקים גדול לקריסמיס דגם תיק מס' 4 500 גרם
ABK מארז ממתקים ענק לקריסמיס (רכבת) מס' 5 750
גרםקיבלר קרקר שמינייה גבינה צ'דר כתום 311 גרם צ'יז איט קרקר גבינה צהובה 127 גרם מונסטר אולטרה תות 500 מ"ל מונסטר 500 מ"ל ROSSI גומי לעיסה בטעמי פירות 800 גרם בזוקה ברי 120 גרם בזוקה מיקס 120 גרם
ג'וסי
דרופ סוכריה מתפוצצת טרופי 120 גרם
בזוקה טרופי 120 גרם בזוקה פירות 120 גרם אמ אנד אמס כחול קריספי 107ג' פררו רושר קריסמיס עץ אשוח 150ג' קינדר קריסמיס סנטה עומד 110ג' הריבו דובי גומי חמוץ 175 גרם
הריבו גומי
צ'יפס חמוץ 175ג'
בייגלה ציו מקלות תפו"א 80 גרם בייגלה ציו מקלות מלוחים 100 גרם טרולי גומי ממולא תות 75 גרם טרולי גומי זחלים 150 גרם טרולי מרשמלו בננה 150 גרם טרולי מרשמלו 150 גרם
טרולי גומי ממולא 75 גרם
ENERGY BALLZטרולי גומי ממולא דובדבן קולה 75 גרם טרולי גומי ממולא מנגו 75 גרם ד"ר פפר וניל מוקצף 355 מ"ל ד"ר פפר בטעם אוכמניות 355 מ"ל פרינגלס אדובאדה צילי 158 גרם
חטיף פרינגלס דבש חרדל 158
גרםשוקולד קינדר מקסי שישייה 126 גרם קינדר קריסמיס סנטה עומד 55ג' ד"ר פפר אורגינל 355 מ"ל קלוגס קורנפלקס דגני בוקר תירס 250 גרם גונץ שוקולד לוח שנה מיקי מאוס 50 גרם
FROZEN שוקולד לוח שנה לשבור את
הקרח 50 גרם
צילינדר אייסקונפקט קריסמס 500 גרם MORITZ WAWI סנטה שקית 200 גרם WAWI סנטה קלנדר 50 גרם WAWI סנטה בודד עם כובע 80 גרם WAWI שוק' סנטה בודד עם כובע וכיס 200גר'
ריטר חלב עם
אמיצ'לי 100 גרם
חנוכיה פח זהב חנוכה שמח 25X14 סמ גוסי ממתק ג'ל בצורת עט בטעם פטל 15 גרם גוסי ממתק ג'ל בצורת עט בטעם אבטיח 15 גרם גוסי ממתק ג'ל בצורת עט בטעם תות 15 גרם
גומי דיפ מקלות עם ג'ל חמוץ
בטעם תות 30 גרם
גומי דיפ מקלות עם ג'ל חמוץ בטעם פטל 30 גרם בונבונירה דובאי 200 גרם גוסי ג'ל בקבוק חמוץ 20 גרם גוסי ג'ל סמיילי 20 גרם מארז 6 יח' תיבת אוצר פלסטיק קינדר דגנים רביעייה 94 גרם
צעצוע מכונת
מזל+סוכריותלקקן סיסי סטיקס פינגווין תות 9 גרם פרינגלס פילי סטייק גבינה 158 גרם פרינגלס הכל בייגל 158 גרם פרינגלס שמנת בצל צדר 158 גרם פרינגלס מלח וינגרייט 158 גרם פרינגלס ראנץ' 158 גרם
פרינגלס גבינה צ'דר 158
גרםקיבלר קרקר שמינייה קלאב צ'דר 311 גרם פררו קולקשיין גרנד אסורטמנט 197.8 גרם אוראו מארז וניל 12 יח' 441.6 גרם אוראו מארז גלידה 12 יח' 331.2 גרם אוראו מארז שוקו 12 יח' 441.6 גרם
אוראו מארז תות 12 יח' 441.6
גרםממתק אבקה חמוץ- מתוק בטעם תות מארז 6 יח נוטלה 200 גרם גולון טווינס ללא ת.סוכר 147ג' גולון סנדוויץ' שוקולד ל.סוכר 250ג' גולון דיאג'סטיב מוזלי 365ג' מסטיק חמוץ בטעם תות שדה 40 יחידות 328 גרם
מסטיק חמוץ
בטעם מנגו 40 יחידות 328 גרם
מסטיק חמוץ בטעמים שונים 40 יחידות 328 גרם מסטיק חמוץ בטעם דובדבן לימון פסיפלורה 40 יחידות 328 גרם בד"צ טורינו חלב 320ג' בד"צ רגוסה קלאסיק 100ג' הריבו בלוני לבבות 140 גרם
הריבו
נחשים תאומים 154 גרם
הריבו שקית 160 גרם דובי צבעוני הריבו מיקס אדומים 175 גרם הריבו כוכבים 175 גרם ריטר לבן סמרטיס 100 גרם ריטר חלב סמרטיס 100 גרם דוריטוס רוטב דיפ סלסה חריף עדין 300 גרם
דוריטוס רוטב
דיפ נאציו גבינה 280 גרם
דוריטוס רוטב דיפ סלסה חריף 300 גרם דוריטוס רוטב דיפ שמנת חמוצה ושום 280 גרם קווסט עוגיית חלבון שוקולד צ'יפסקווסט עוגיית חלבון חמאת בוטנים שוקולד צ'יפס
מארז לקקן ברבי 30 יח' 390
גרםקינדר ג'וי שלישייה 60 גרם מרשמלו 150 גר – סוניק מארז מקלות מרשמלו יאמס צבעוני 18 יח' 270 גרם מרשמלו פרחים יאמס 160 גרם מרשמלו לבבות יאמס 160 גרם מרשמלו לבבות יאמס כחול לבן 160 גרם
ממתק מרשמלו
פרחים צבעוני בטעם תות וניל 500 גרם BOULOS
ממתק מרשמלו לבבות ורוד לבן בטעם תות וניל 500 גרם BOULOS ממתק מרשמלו מסולסל BOULOSתכלת לבן בטעם תות וניל 500 גרם
ממתק מרשמלו מסולסל
BOULOSורוד לבן בטעם תות וניל 500 גרם
ממתק מרשמלו כריות ורוד,לבן בטעם תות וניל 500 גרם BOULOS ממתק מרשמלו מסולסל צבעוני BOULOSבטעם תות וניל 500 גרם פופין מרשמלו טוויסט אבטיח 120 גרם
פופין
מרשמלו טוויסט אוכמניות 120 גרם
פופין מרשמלו 3D תות שדה 100 גרם קטשופ סרירצ'ה חריף 567ג' סוכריות סודה בצורת אבן נייר ומספרים 216 גרם פס טעים בטעם תותי פרוטי עשירייה 150 גרם
לקקן שרביט הקסמים 24
גרםפס טעים בטעם תות עשירייה 150 גרם פס טעים בטעם אבטיח עשירייה 150 גרם עיד פרש דפי מנטה תות אדום 0.6 גרם לארבי מרשמלו אבטיח 180ג' לארבי מרשמלו לב 180ג' לארבי מרשמלו פרח 180ג'
הריבו מרשמלו ורוד
לבן 175ג'
הריבו מרשמלו אקזוטיק 175ג' WOW Z קלסטרס פירות 85 גרם WOW Z קלסטרס פירות יער 85 גרם שוקולד Angel hair צמר גפן עם פיסטוק 150 גרם טבלת שוקולד דובאי לבן 200 גרם
טבלת שוקולד דובאי חלב 200
גרםWOW Z רופ משפחתי פירות 100 גרם מקל סבא צבעוני 144 גרם מקל סבא כחול לבן 144 גרם מקל סבא ורוד לבן 144 גרם קלבי חטיף צ'יפס שוקולד 40 גרם גולון דיאג'סטיב תפוז 280ג' גולון באטר פליי 495ג'
לינדור חלב 600
גרםפולרטי חטיפי קרח 400 מ"ל ורוד ממרח נוטלה טבעוני 350 גרם טבלת פררו רושר שוקולד מריר 70% 90 גרם ביצת קינדר קלאסי שלישייה 60 גרם מסטיק אגוגו בטעם פירות 40 יחידות 330 גרם
ריצ סנדביץ גליל בטעם גבינה 91
גרםמרשמלו כובע כחול לבן 500 גרם מרשמלו מיני כחול פיני 500 ג מרשמלו מיני ורוד פיני 500 ג מרשמלו גולף כחול 500 גרם מרשמלו גולף אדום 500 גרם סוכריות סודה בצורת טטריס 216 גרם
סוכריות סודה בצורת כלי עבודה 216
גרםסוויטאנגו אבקה להכנת אייס קפה 250 גרם סוויטאנגו ממתיק 700 גרם סוכריות סודה בצורת חותמת 198 גרם סוכריות סודה בצורת פיצה 180 גרם מרשמלו חטיפי העמק 30 גרם ממרח תמרים 450 גרם קליית גת
שקית
ההפתעות ממתקים "חגשבי" בינוניטרנד לארבי מנגו וקשיו 28ג' טרנד לארבי תות שלם מיובש לבן 60ג' טרנד לארבי תות שלם מיובש שוקו 60ג' טרנד לארבי תות שלם מיובש מאצ'ה 60ג' מארז ממתקים שקית הפתעה טסהג'מבו
טורטילה צ'יפס בטעם גבינת נאצ'ו 100 גרם
ג'מבו טורטילה צ'יפס בטעם ברביקיו 100 גרם שקית שימחת תורה בינוניתתערובת להכנת צ'ורוס 500ג' פילסברי קרם גבינת שמנת 453 גרם פילסברי ציפוי קרמל מלוח 453ג'
פילסברי קרם
קרמל 453 גרם
פילסברי ציפוי וניל ל.ת.סוכר 454ג' ריסז רוטב ח.בוטנים 198ג' קינדר הפי היפו חמישייה 105 גרם צ'יטוס מק אנד צ'יז פליימינג הוט 160ג' הריבו קינדר מיקס 375ג' הריבו לשון תוססת ל. ג'לטין 185ג'
מסטיק מנטוס תות
שדה חמוץ 60 גרם
מסטיק מנטוס תפוח ירוק חמוץ 60 גרם אוראו עוגה סנדביץ שוקולד תפוז 88 גרם ריצ סנדביץ דאבל גבינה 67 גרם ריצ סנדביץ דאבל לימון 67 גרם ריצ סנדביץ גבינה מלוחה 67 גרם
אוראו קופסא עוגת יומולדת 97
גרםאוראו תות שדה 97 גרם אמ אנד אמס שוקו חום 363ג'- K אמ אנד אמס צהוב בוטנים 125ג' אמ אנד אמס קריספי כחול 309ג' אמ אנד אמס פאוצ' חום 125ג'- K פופפולי פופקורן 240 גרם צדר חלפיניו
פופפולי פופקורן 240 גרם
מתוק מלוחפופפולי פופקורן 240 גרם מרשמלו פופפולי פופקורן 240 גרם חמאה סינמה פופפולי פופקורן 240 גרם טבעי פופפולי פופקורן 240 גרם חמאה אורגני פופפולי פופקורן 240 גרם מלח ים
פופפולי פופקורן 240 גרם מלח ים
ופלפלפופפולי פופקורן 240 גרם קרמל מלוח פופפולי פופקורן 240 גרם צדר לבן פופפולי פופקורן 240 גרם צדר צהוב פופפולי פופקורן 240 גרם חמאה מופחת שומן פופפולי פופקורן 240 גרם חמאה
פופפולי פופקורן 240 גרם קינמון
טוסטפופפולי פופקורן 240 גרם צדר חריף נסטלה 8יח אבקת שוקו מרשמלו 193.6ג' צ'ופה צ'ופס שערות סבתא מסטיק בטעם אבטיח 11 גרם צופה צופס שערות סבתא מסטיק בטעם פירות 11 גרם לקקן ג'ל לב תות 156 גרם
לקקן
ג'ל בטעם אבטיח 156 גרם
לקקן ג'ל בטעם קולה 156 גרם לקקן בטעם גלידת שוקו קרמל 200 גרם לקקן ברווזון בטעם תות שדה 240 גרם מארז 8 יח' לקקן ברבי 80 גרם מארז לקקן בטעם גלידת תות 200 גרם לקקן ברבי 13 גרם
מייק
אנד אייק פטל כחול חמוץ 120 גרם
ROVELLI שוקולד בעיצוב דבורה פרלינים 800 גרם ROVELLI שוקולד חג שמח חום זהב חלב פרלינים 800 גרם שופר פלסטיק טבעי 22 ס"מ צלחת "8 שנה טובה - 10 יח'
צלחת "10 שנה טובה